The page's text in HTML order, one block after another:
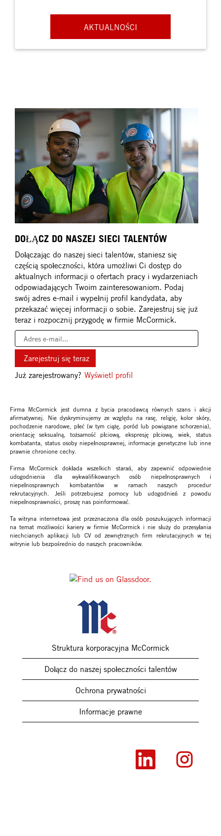
AKTUALNOŚCI
DOŁĄCZ DO NASZEJ SIECI TALENTÓW
Dołączając do naszej sieci talentów, staniesz się
częścią społeczności, która umożliwi Ci dostęp do
aktualnych informacji o ofertach pracy i wydarzeniach
odpowiadających Twoim zainteresowaniom. Podaj
swój adres e-mail i wypełnij profil kandydata, aby
przekazać więcej informacji o sobie. Zarejestruj się już
teraz i rozpocznij przygodę w firmie McCormick.
Już zarejestrowany? Wyświetl profil
Firma McCormick jest dumna z bycia pracodawcą równych szans i akcji
afirmatywnej. Nie dyskryminujemy ze względu na rasę, religię, kolor skóry,
pochodzenie narodowe, płeć (w tym ciążę, poród lub powiązane schorzenia),
orientację seksualną, tożsamość płciową, ekspresję płciową, wiek, status
kombatanta, status osoby niepełnosprawnej, informacje genetyczne lub inne
prawnie chronione cechy.
Firma McCormick dokłada wszelkich starań, aby zapewnić odpowiednie
udogodnienia dla wykwalifikowanych osób niepełnosprawnych i
niepełnosprawnych kombatantów w ramach naszych procedur
rekrutacyjnych. Jeśli potrzebujesz pomocy lub udogodnień z powodu
niepełnosprawności, proszę nas poinformować.
Ta witryna internetowa jest przeznaczona dla osób poszukujących informacji
na temat możliwości kariery w firmie McCormick i nie służy do przesyłania
niechcianych aplikacji lub CV od zewnętrznych firm rekrutacyjnych w tej
witrynie lub bezpośrednio do naszych pracowników.
Struktura korporacyjna McCormick
Dołącz do naszej społeczności talentów
Ochrona prywatności
Informacje prawne
O
w
O
w